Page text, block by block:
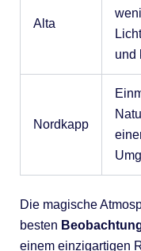
Alta
und
Nordkapp
Die magische
besten
einem einzigartigen